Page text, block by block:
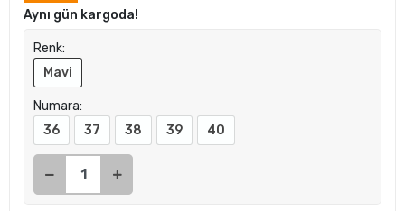
Aynı gün kargoda!
Renk:
Mavi
Numara:
36
37 38 39 40